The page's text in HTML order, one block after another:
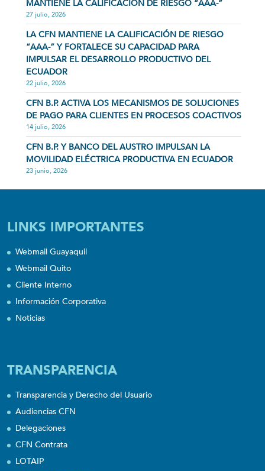
MANTIENE LA CALIFICACIÓN DE RIESGO “AAA-”
27 julio, 2026
LA CFN MANTIENE LA CALIFICACIÓN DE RIESGO
“AAA-” Y FORTALECE SU CAPACIDAD PARA
IMPULSAR EL DESARROLLO PRODUCTIVO DEL
ECUADOR
22 julio, 2026
CFN B.P. ACTIVA LOS MECANISMOS DE SOLUCIONES
DE PAGO PARA CLIENTES EN PROCESOS COACTIVOS
14 julio, 2026
CFN B.P. Y BANCO DEL AUSTRO IMPULSAN LA
MOVILIDAD ELÉCTRICA PRODUCTIVA EN ECUADOR
23 junio, 2026
LINKS IMPORTANTES
Webmail Guayaquil
Webmail Quito
Cliente Interno
Información Corporativa
Noticias
TRANSPARENCIA
Transparencia y Derecho del Usuario
Audiencias CFN
Delegaciones
CFN Contrata
LOTAIP